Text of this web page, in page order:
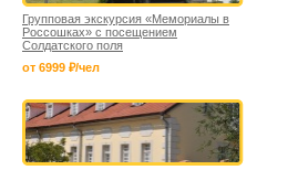
Групповая экскурсия «Мемориалы в
Россошках» с посещением
Солдатского поля
от 6999 ₽/чел